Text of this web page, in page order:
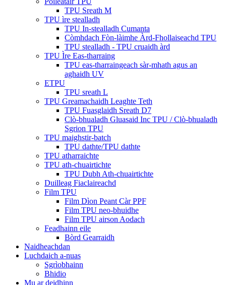
TPU Sreath M
TPU ìre stealladh
TPU In-stealladh Cumanta
Còmhdach Fòn-làimhe Àrd-Fhollaiseachd TPU
TPU stealladh - TPU cruaidh àrd
TPU Ìre Eas-tharraing
TPU eas-tharraingeach sàr-mhath agus an
aghaidh UV
ETPU
TPU sreath L
TPU Greamachaidh Leaghte Teth
TPU Fuasglaidh Sreath D7
Clò-bhualadh Gluasaid Inc TPU / Clò-bhualadh
Sgrion TPU
TPU maighstir-batch
TPU dathte/TPU dathte
TPU atharraichte
TPU ath-chuairtichte
TPU Dubh Ath-chuairtichte
Duilleag Fiaclaireachd
Film TPU
Film Dìon Peant Càr PPF
Film TPU neo-bhuidhe
Film TPU airson Aodach
Feadhainn eile
Bòrd Gearraidh
Naidheachdan
Luchdaich a-nuas
Sgrìobhainn
Bhidio
Mu ar deidhinn